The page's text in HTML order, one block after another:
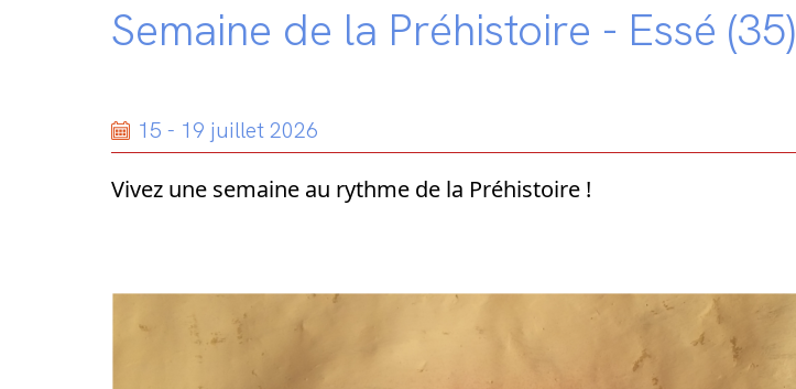
Semaine de la Préhistoire - Essé (35)
15 - 19 juillet 2026
Vivez une semaine au rythme de la Préhistoire !